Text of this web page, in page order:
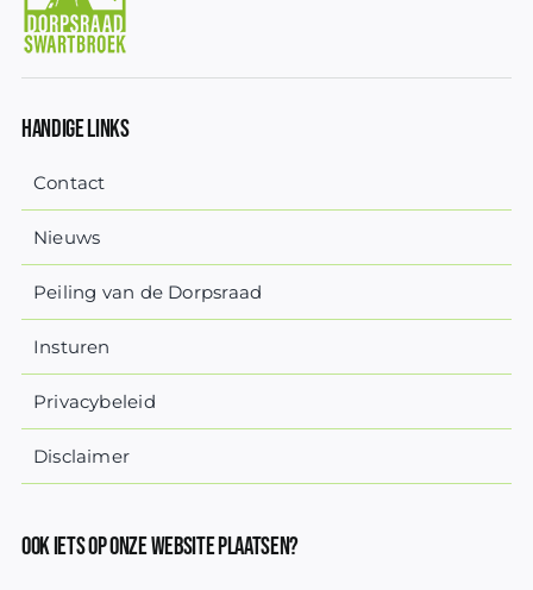
Handige Links
Contact
Nieuws
Peiling van de Dorpsraad
Insturen
Privacybeleid
Disclaimer
Ook iets op onze website plaatsen?